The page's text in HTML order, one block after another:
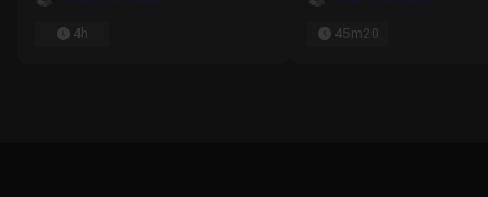
4h 45m20